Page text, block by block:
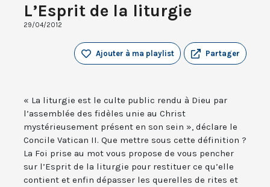
L’Esprit de la liturgie
29/04/2012
Partager
Ajouter à ma playlist
« La liturgie est le culte public rendu à Dieu par
l’assemblée des fidèles unie au Christ
mystérieusement présent en son sein », déclare le
Concile Vatican II. Que mettre sous cette définition ?
La Foi prise au mot vous propose de vous pencher
sur l’Esprit de la liturgie pour restituer ce qu’elle
contient et enfin dépasser les querelles de rites et